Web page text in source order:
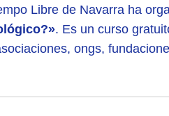
Libre de Navarra ha
. Es un curso
ongs,